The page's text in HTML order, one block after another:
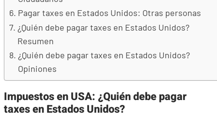
Pagar taxes en Estados Unidos: Otras personas
¿Quién debe pagar taxes en Estados Unidos?
Resumen
¿Quién debe pagar taxes en Estados Unidos?
Opiniones
Impuestos en USA: ¿Quién debe pagar
taxes en Estados Unidos?